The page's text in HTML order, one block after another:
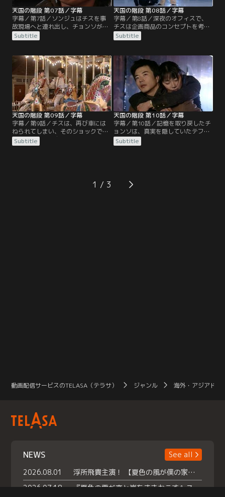
天国の階段 第07話／字幕
字幕／第7話／ソンジュはチスを事
故現場へと連れ出し、チョンソが死
んだ事情を話す。さらに、海辺の家
に行き、思い出の品や写真を見せる
スはチスが奪われるのではないかと
不安になる。チョルスを苦しめてい
ることを知ったチスは、チョルスに
謝り、自分の過去を知りたがるのは
もうやめる、会社も辞めると宣言す
る。
Subtitle
天国の階段 第08話／字幕
字幕／第8話／深夜のオフィスで、
チスは企画商品のコンセプトを考え
ている。眠ってしまい目を覚ますと
ソンジュのコートがかけられてい
スへ行くとソンジュはソファで寝て
いる。こっそり帰ろうとするとソン
ジュは目を覚まし、チスを夜食に誘
う。チョンソに似ているという理由
でチスに近づいたソンジュだが、次
第にチスへの思いが募っていく。
Subtitle
天国の階段 第09話／字幕
字幕／第9話／チスは、再び車には
ねられてしまい、そのショックで記
憶を取り戻す。自分が本当はハン・
ジョンソであること、ソンジュと愛
絡し、今夜十二時にメリーゴーラン
ド前に来てほしいと告げ、チョンソ
Subtitle
天国の階段 第10話／字幕
字幕／第10話／記憶を取り戻したチ
ョンソは、真実を隠していたテファ
を責める。テファは置き手紙を残し
てチョンソの元を去ろうとする。一
に戻ったチョンソを、ソンジュが訪
ねてくる。2人は街に出て幸せな時
Subtitle
1
動画配信サービスのTELASA（テラサ） ジャンル 海外・アジアドラ
NEWS
See all
2026.08.01
浮所飛貴主演！ 【夏色の風が僕の家にやってきた】 本日よりテラサで独占配信スタート！
2026.07.18
『夏色の雲が恋と嵐をまきおこす』スペシャルメイキング 【Part1】2026年７月18日（土）23時30分～配信スタート！話題のシーンの裏側を大公開！豪華キャスト大集合！ 『武宮家 真夏の家族会議』開催！